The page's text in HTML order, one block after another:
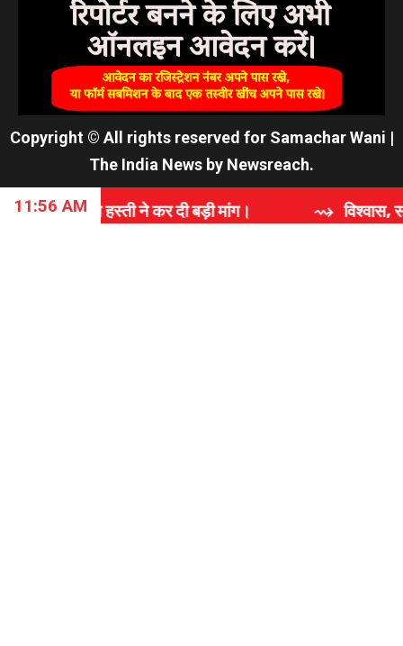
Copyright © All rights reserved for Samachar Wani |
The India News by Newsreach.
11:56 AM
दी बड़ी मांग। ⇝ विश्वास, समर्पण और गुणवत्ता की